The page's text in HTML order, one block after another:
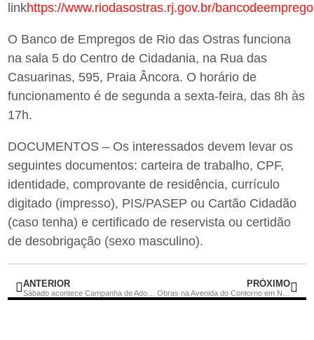
linkhttps://www.riodasostras.rj.gov.br/
O Banco de Empregos de Rio das Ostras funciona
na sala 5 do Centro de Cidadania, na Rua das
Casuarinas, 595, Praia Âncora. O horário de
funcionamento é de segunda a sexta-feira, das 8h às
17h.
DOCUMENTOS – Os interessados devem levar os
seguintes documentos: carteira de trabalho, CPF,
identidade, comprovante de residência, currículo
digitado (impresso), PIS/PASEP ou Cartão Cidadão
(caso tenha) e certificado de reservista ou certidão
de desobrigação (sexo masculino).
ANTERIOR
Sábado acontece Campanha de Adoção Animal no Centro de Maricá
PRÓXIMO